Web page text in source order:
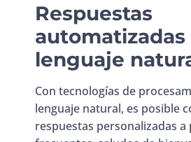
Respuestas
automatizadas
lenguaje
Con tecnologías de
lenguaje natural, es posible
respuestas personalizadas a